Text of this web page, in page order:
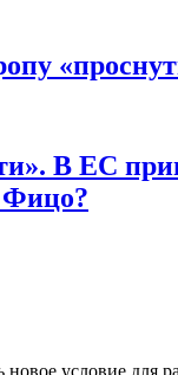
В ЕС
Фицо?
условие для